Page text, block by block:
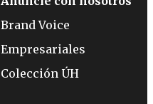
Brand Voice
Empresariales
Colección ÚH